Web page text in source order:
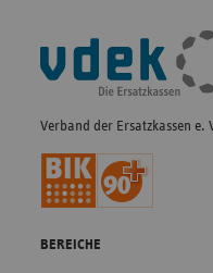
Fußleisten-
Navigation
Verband der Ersatzkassen e.
BEREICHE